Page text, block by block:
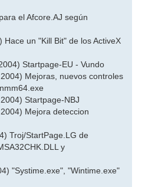
el Afcore.AJ según
Hace un "Kill Bit" de los ActiveX
Startpage-EU - Vundo
Mejoras, nuevos controles
Startpage-NBJ
Mejora deteccion
Troj/StartPage.LG de
y
"Systime.exe", "Wintime.exe"